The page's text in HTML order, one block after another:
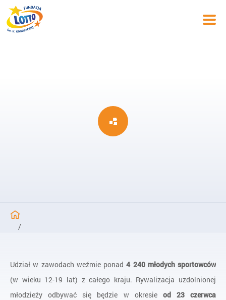
/
Ogólnopolskie Olimpiady Młodzieży
XXIII Ogólnopolska Olimpiada Młodzieży w sportach letnich
Udział w zawodach weźmie ponad4 240 młodych sportowców
(w wieku 12-19 lat) z całego kraju. Rywalizacja uzdolnionej
młodzieży odbywać się będzie w okresie od 23 czerwca